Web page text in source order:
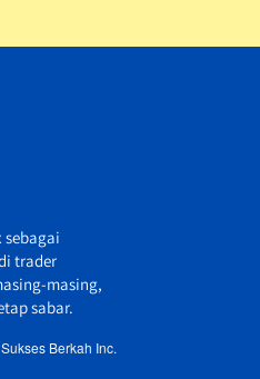
sebagai
trader
masing,
sabar.
Berkah Inc.